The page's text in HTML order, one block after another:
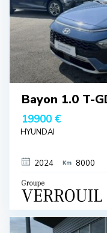
Bayon 1.0 T-
19900 €
HYUNDAI
2024 8000